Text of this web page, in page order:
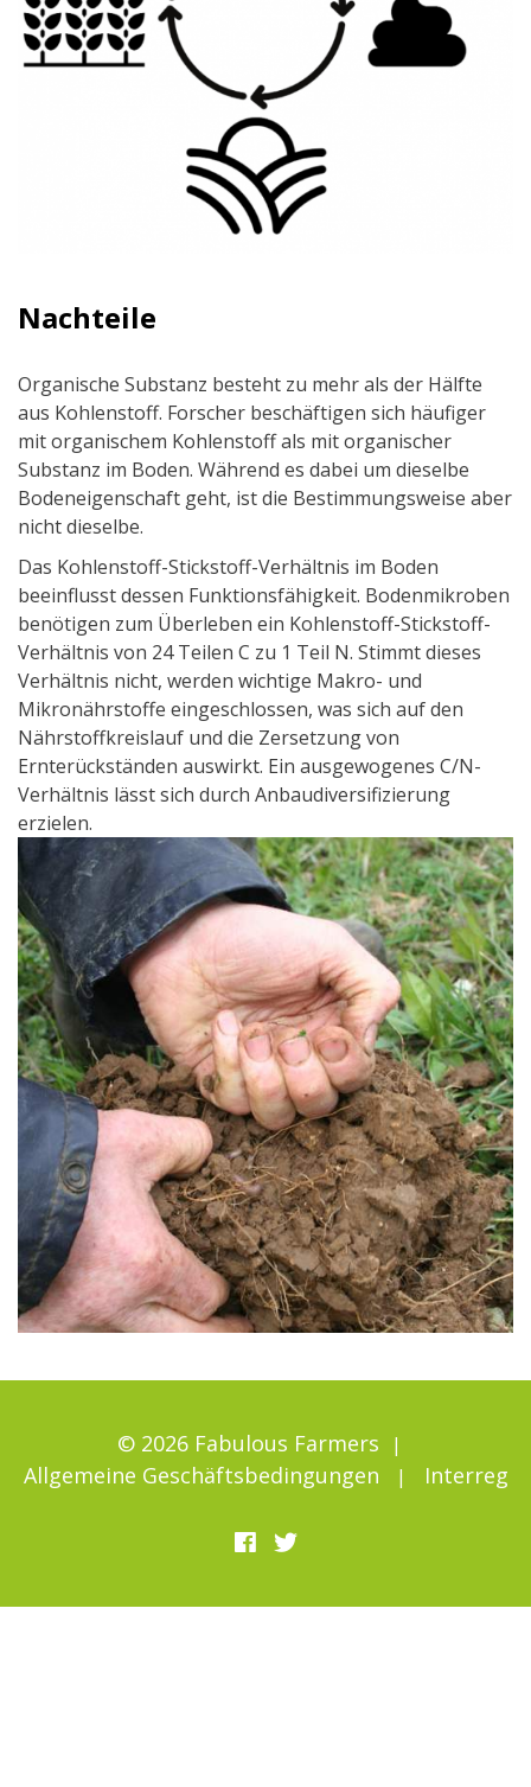
Nachteile
Organische Substanz besteht zu mehr als der Hälfte
aus Kohlenstoff. Forscher beschäftigen sich häufiger
mit organischem Kohlenstoff als mit organischer
Substanz im Boden. Während es dabei um dieselbe
Bodeneigenschaft geht, ist die Bestimmungsweise aber
nicht dieselbe.
Das Kohlenstoff-Stickstoff-Verhältnis im Boden
beeinflusst dessen Funktionsfähigkeit. Bodenmikroben
benötigen zum Überleben ein Kohlenstoff-Stickstoff-
Verhältnis von 24 Teilen C zu 1 Teil N. Stimmt dieses
Verhältnis nicht, werden wichtige Makro- und
Mikronährstoffe eingeschlossen, was sich auf den
Nährstoffkreislauf und die Zersetzung von
Ernterückständen auswirkt. Ein ausgewogenes C/N-
Verhältnis lässt sich durch Anbaudiversifizierung
erzielen.
© 2026 Fabulous Farmers
Allgemeine Geschäftsbedingungen
Interreg